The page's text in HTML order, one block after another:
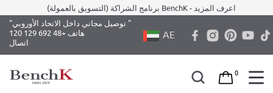
برنامج الشراكة (التسويق بالعمولة) BenchK - اعرف المزيد
"توصيل مجاني داخل الاتحاد الأوروبي "
هاتف +48 692 129 120
اتصال
AE
0